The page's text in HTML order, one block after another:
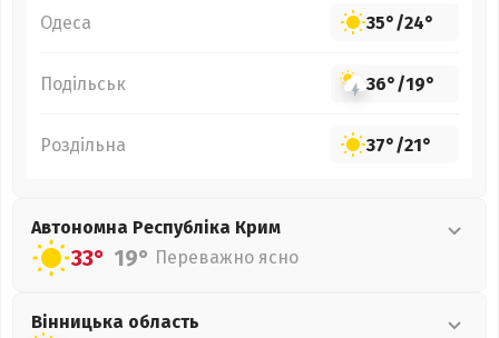
Одеса 35°/24°
Подільськ 36°/19°
Роздільна 37°/21°
Автономна Республіка Крим
33° 19° Переважно ясно
Вінницька область